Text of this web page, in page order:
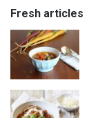
Fresh articles